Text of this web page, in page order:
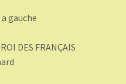
gauche
DES FRANÇAIS